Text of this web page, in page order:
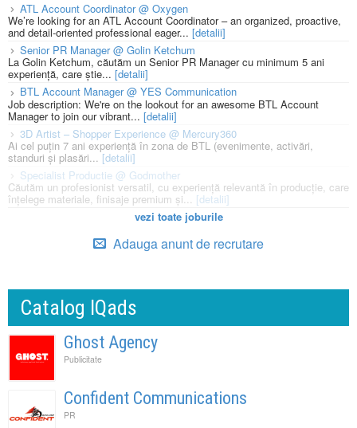
ATL Account Coordinator @ Oxygen
We’re looking for an ATL Account Coordinator – an organized, proactive,
and detail-oriented professional eager... [detalii]
Senior PR Manager @ Golin Ketchum
La Golin Ketchum, căutăm un Senior PR Manager cu minimum 5 ani
experiență, care știe... [detalii]
BTL Account Manager @ YES Communication
Job description: We're on the lookout for an awesome BTL Account
Manager to join our vibrant... [detalii]
3D Artist – Shopper Experience @ Mercury360
Ai cel puțin 7 ani experiență în zona de BTL (evenimente, activări,
standuri și plasări...[detalii]
Specialist Productie @ Godmother
Căutăm un profesionist versatil, cu experiență relevantă în producție, care
înțelege materiale, finisaje premium și... [detalii]
vezi toate joburile
Adauga anunt de recrutare
Catalog IQads
Ghost Agency
Publicitate
Confident Communications
PR